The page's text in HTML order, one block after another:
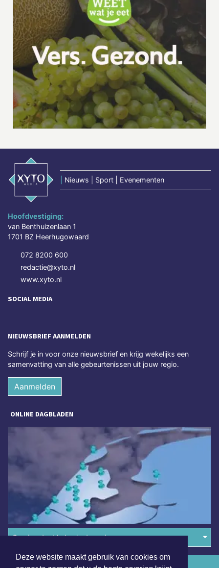
Deze website maakt gebruik van cookies om
Nieuws | Sport | Evenementen
Hoofdvestiging:
van Benthuizenlaan 1
1701 BZ Heerhugowaard
072 8200 600
redactie@xyto.nl
www.xyto.nl
SOCIAL MEDIA
NIEUWSBRIEF AANMELDEN
Schrijf je in voor onze nieuwsbrief en krijg wekelijks een
samenvatting van alle gebeurtenissen uit jouw regio.
Aanmelden
ONLINE DAGBLADEN
Overige dagbladen in de regio